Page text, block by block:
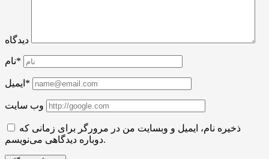
دیدگاه
نام*
ایمیل*
وب سایت
ذخیره نام، ایمیل و وبسایت من در مرورگر برای زمانی که
دوباره دیدگاهی می‌نویسم.